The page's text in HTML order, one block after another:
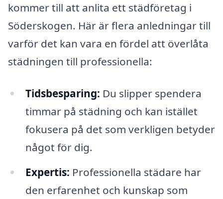
kommer till att anlita ett städföretag i
Söderskogen. Här är flera anledningar till
varför det kan vara en fördel att överlåta
städningen till professionella:
Tidsbesparing: Du slipper spendera
timmar på städning och kan istället
fokusera på det som verkligen betyder
något för dig.
Expertis: Professionella städare har
den erfarenhet och kunskap som